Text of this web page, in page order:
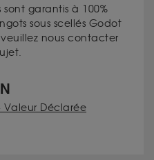
garantis à 100%
sous scellés Godot
veuillez nous contacter
Valeur Déclarée